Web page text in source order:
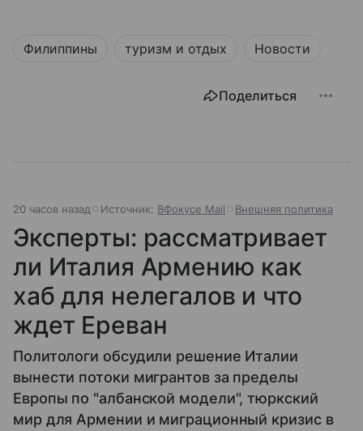
Филиппины туризм и отдых Новости
Поделиться
20 часов назад Источник: ВФокусе Mail Внешняя политика
Эксперты: рассматривает
ли Италия Армению как
хаб для нелегалов и что
ждет Ереван
Политологи обсудили решение Италии
вынести потоки мигрантов за пределы
Европы по "албанской модели", тюркский
мир для Армении и миграционный кризис в